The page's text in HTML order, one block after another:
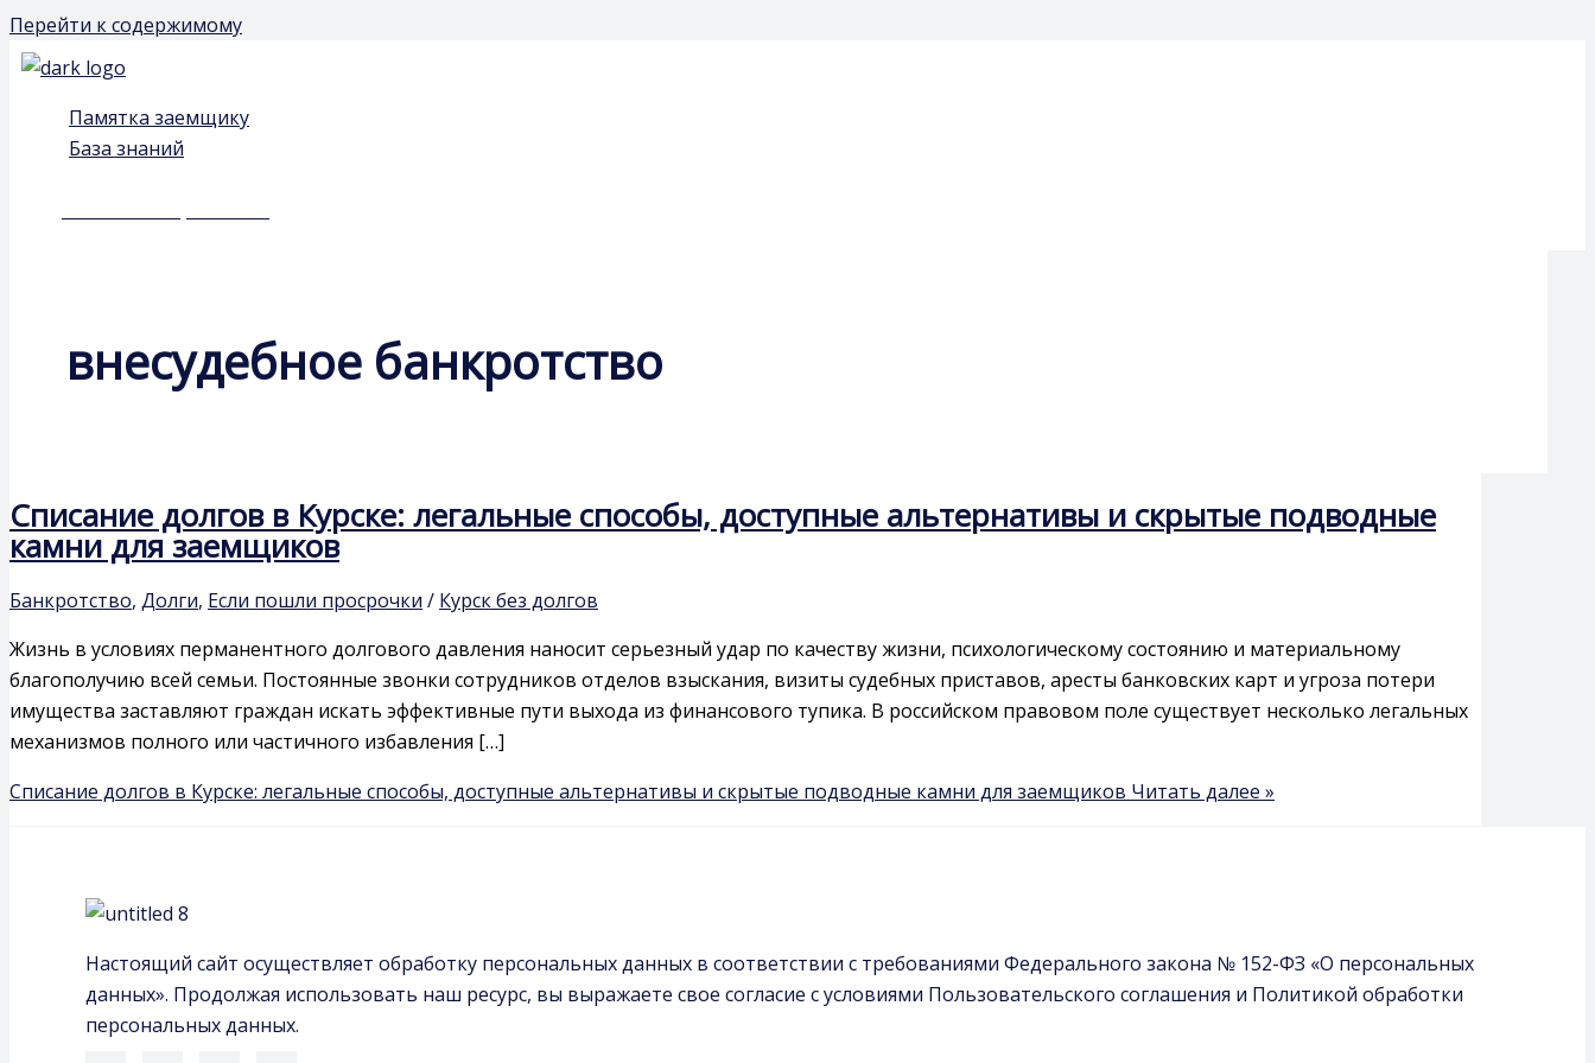
Перейти к содержимому
Памятка заемщику
База знаний
внесудебное банкротство
Списание долгов в Курске: легальные способы, доступные альтернативы и скрытые подводные
камни для заемщиков
Банкротство, Долги, Если пошли просрочки / Курск без долгов
Жизнь в условиях перманентного долгового давления наносит серьезный удар по качеству жизни, психологическому состоянию и материальному
благополучию всей семьи. Постоянные звонки сотрудников отделов взыскания, визиты судебных приставов, аресты банковских карт и угроза потери
имущества заставляют граждан искать эффективные пути выхода из финансового тупика. В российском правовом поле существует несколько легальных
механизмов полного или частичного избавления […]
Списание долгов в Курске: легальные способы, доступные альтернативы и скрытые подводные камни для заемщиков Читать далее »
Настоящий сайт осуществляет обработку персональных данных в соответствии с требованиями Федерального закона № 152-ФЗ «О персональных
данных». Продолжая использовать наш ресурс, вы выражаете свое согласие с условиями Пользовательского соглашения и Политикой обработки
персональных данных.